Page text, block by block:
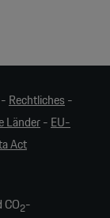
Rechtliches-
Länder-EU-
Act
2-